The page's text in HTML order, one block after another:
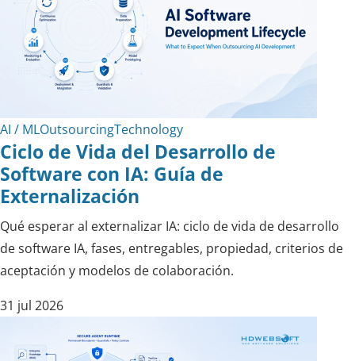
AI / MLOutsourcingTechnology
Ciclo de Vida del Desarrollo de
Software con IA: Guía de
Externalización
Qué esperar al externalizar IA: ciclo de vida de desarrollo
de software IA, fases, entregables, propiedad, criterios de
aceptación y modelos de colaboración.
31 jul 2026